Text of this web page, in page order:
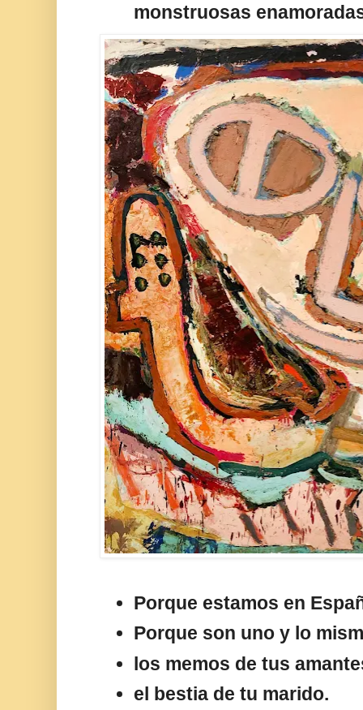
monstruosas
Porque estamos en
Porque son uno y lo
los memos de tus
el bestia de tu marido.